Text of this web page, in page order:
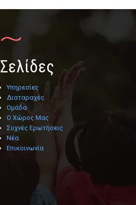
Σελίδες
Υπηρεσίες
Διαταραχές
Ομάδα
Ο Χώρος Μας
Συχνές Ερωτήσεις
Νέα
Επικοινωνία